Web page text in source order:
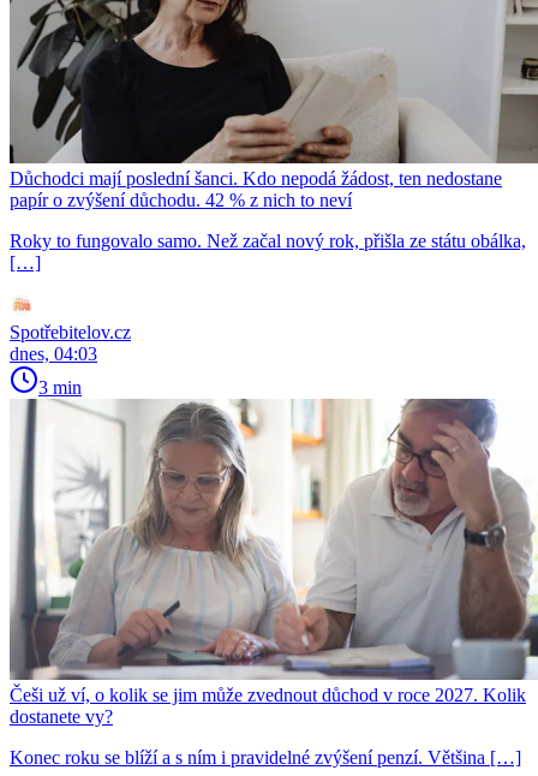
Důchodci mají poslední šanci. Kdo nepodá žádost, ten nedostane
papír o zvýšení důchodu. 42 % z nich to neví
Roky to fungovalo samo. Než začal nový rok, přišla ze státu obálka,
[…]
Spotřebitelov.cz
dnes, 04:03
3 min
Češi už ví, o kolik se jim může zvednout důchod v roce 2027. Kolik
dostanete vy?
Konec roku se blíží a s ním i pravidelné zvýšení penzí. Většina […]